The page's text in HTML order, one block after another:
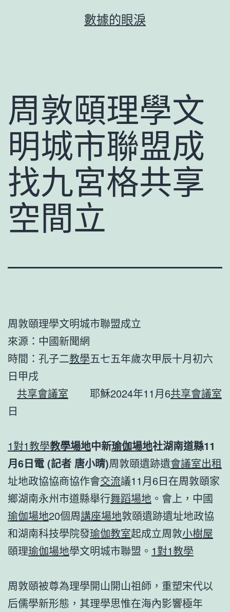
數據的眼淚
周敦頤理學文
明城市聯盟成
找九宮格共享
空間立
周敦頤理學文明城市聯盟成立
來源：中國新聞網
時間：孔子二教學五七五年歲次甲辰十月初六
日甲戌
共享會議室 耶穌2024年11月6共享會議室
日
1對1教學教學場地中新瑜伽場地社湖南道縣11
月6日電 (記者 唐小晴)周敦頤遺跡遺會議室出租
址地政協協商協作會交流議11月6日在周敦頤家
鄉湖南永州市道縣舉行舞蹈場地 。會上，中國
瑜伽場地20個周講座場地敦頤遺跡遺址地政協
和湖南科技學院發瑜伽教室起成立周敦小樹屋
頤理瑜伽場地學文明城市聯盟。 1對1教學
周敦頤被尊為理學開山開山祖師，重塑宋代以
后儒學新形態，其理學思惟在海內影響極年